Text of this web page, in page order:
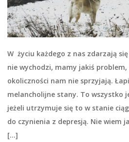
W życiu każdego z nas zdarzają się
nie wychodzi, mamy jakiś
okoliczności nam nie sprzyjają.
melancholijne stany. To wszystko
jeżeli utrzymuje się to w stanie
do czynienia z depresją. Nie wiem
[…]